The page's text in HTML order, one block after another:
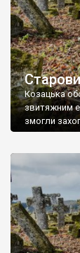
Козацька
звитяжним
змогли
поховали на
ньому